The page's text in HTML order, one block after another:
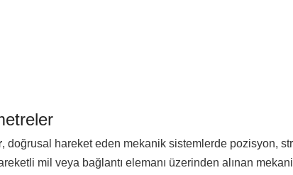
, doğrusal hareket eden mekanik sistemlerde pozisyon,
mil veya bağlantı elemanı üzerinden alınan